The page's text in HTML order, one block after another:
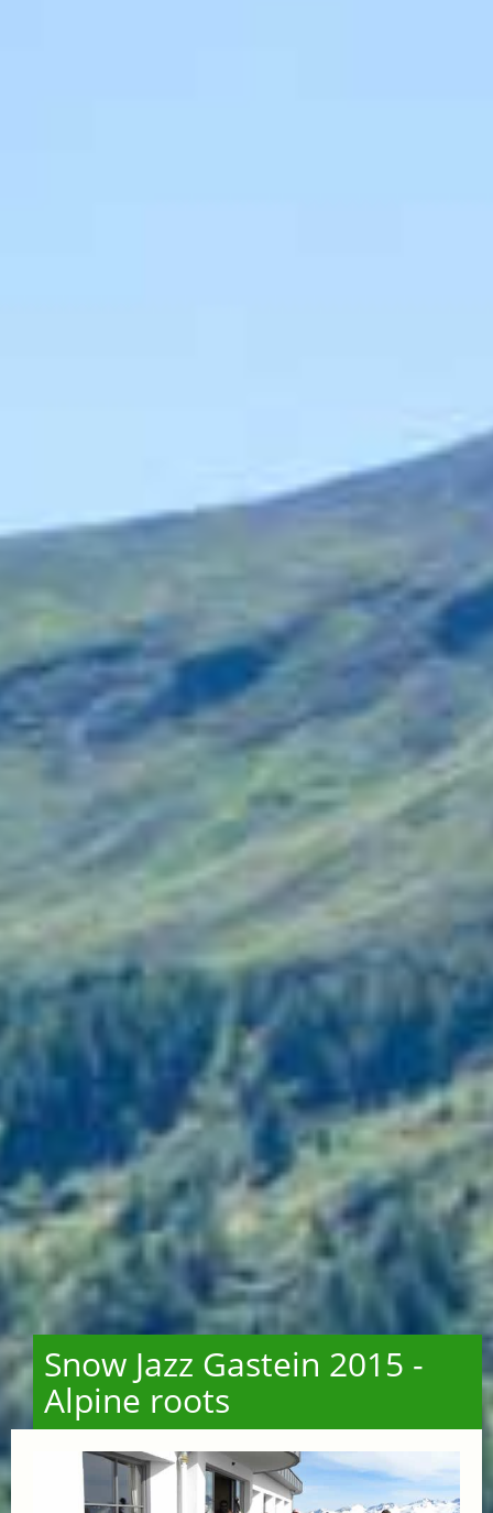
Snow Jazz Gastein 2015 -
Alpine roots